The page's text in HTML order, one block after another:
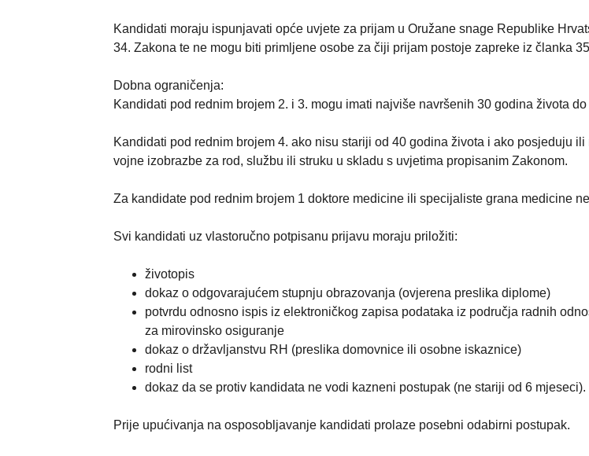
Kandidati moraju ispunjavati opće uvjete za prijam u Oružane snage Republike
34. Zakona te ne mogu biti primljene osobe za čiji prijam postoje zapreke iz članka
Dobna ograničenja:
Kandidati pod rednim brojem 2. i 3. mogu imati najviše navršenih 30 godina života
Kandidati pod rednim brojem 4. ako nisu stariji od 40 godina života i ako posjeduju
vojne izobrazbe za rod, službu ili struku u skladu s uvjetima propisanim Zakonom.
Za kandidate pod rednim brojem 1 doktore medicine ili specijaliste grana medicine
Svi kandidati uz vlastoručno potpisanu prijavu moraju priložiti:
životopis
dokaz o odgovarajućem stupnju obrazovanja (ovjerena preslika diplome)
potvrdu odnosno ispis iz elektroničkog zapisa podataka iz područja radnih
za mirovinsko osiguranje
dokaz o državljanstvu RH (preslika domovnice ili osobne iskaznice)
rodni list
dokaz da se protiv kandidata ne vodi kazneni postupak (ne stariji od 6 mjeseci).
Prije upućivanja na osposobljavanje kandidati prolaze posebni odabirni postupak.